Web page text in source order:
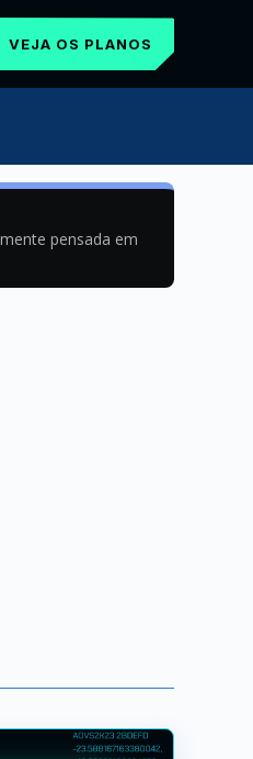
VEJA OS PLANOS
pensada em